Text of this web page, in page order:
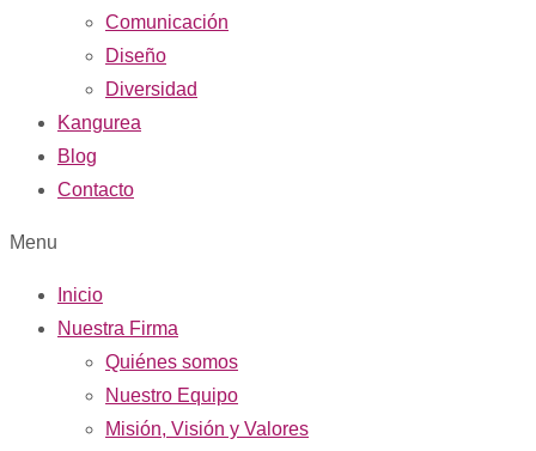
Comunicación
Diseño
Diversidad
Kangurea
Blog
Contacto
Menu
Inicio
Nuestra Firma
Quiénes somos
Nuestro Equipo
Misión, Visión y Valores